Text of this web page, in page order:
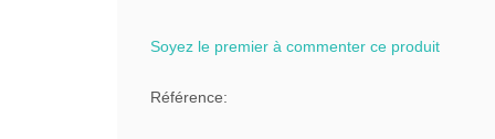
Soyez le premier à commenter ce produit
Référence: